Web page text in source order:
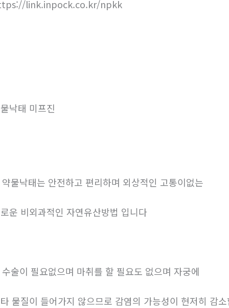
link.inpock.co.kr/npkk
낙태 미프진
약물낙태는 안전하고 편리하며 외상적인 고통이없는
운 비외과적인 자연유산방법 입니다
술이 필요없으며 마취를 할 필요도 없으며 자궁에
물질이 들어가지 않으므로 감염의 가능성이 현저히 감